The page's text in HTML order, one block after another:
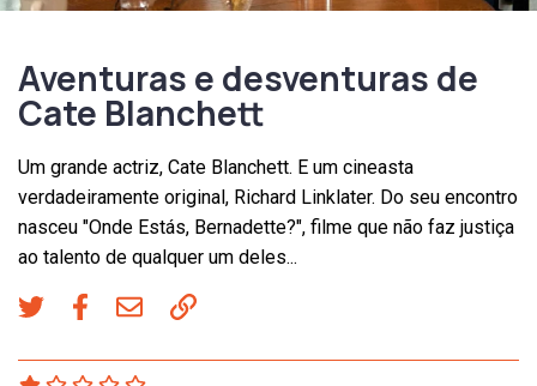
Aventuras e desventuras de
Cate Blanchett
Um grande actriz, Cate Blanchett. E um cineasta
verdadeiramente original, Richard Linklater. Do seu encontro
nasceu "Onde Estás, Bernadette?", filme que não faz justiça
ao talento de qualquer um deles...